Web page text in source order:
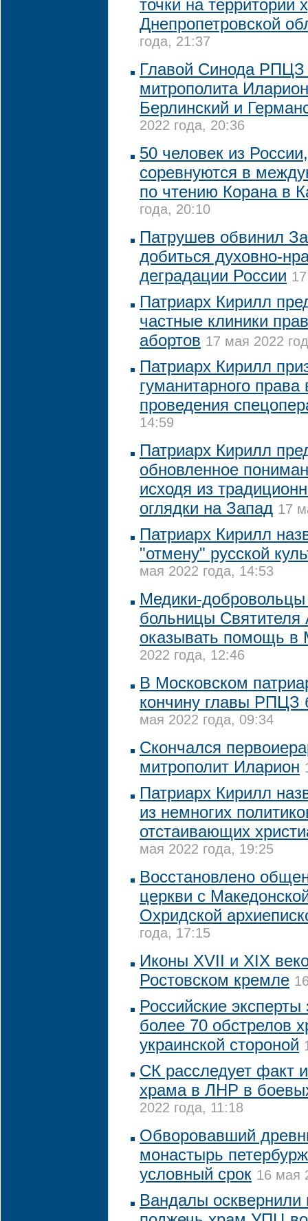
точки на территории
Днепропетровской
года, 21:37
Главой Синода РПЦЗ
митрополита
Берлинский и
2022 года, 20:36
50 человек из
соревнуются в
по чтению Корана в
года, 20:10
Патрушев обвинил
добиться духовно-
деградации России
Патриарх Кирилл
частные клиники
абортов 17 мая 2022
Патриарх Кирилл
гуманитарного права
проведения
14:59
Патриарх Кирилл
обновленное
исходя из
оглядки на Запад 17
Патриарх Кирилл
"отмену" русской
мая 2022 года, 14:53
Медики-добровольцы
больницы Cвятителя
оказывать помощь в
2022 года, 12:46
В Московском
кончину главы РПЦЗ
мая 2022 года, 09:34
Скончался
митрополит Иларион
Патриарх Кирилл
из немногих
отстаивающих
мая 2022 года, 19:25
Восстановлено
церкви с
Охридской
года, 17:15
Иконы XVII и XIX
Ростовском кремле
Российские
более 70 обстрелов
украинской стороной
СК расследует факт
храма в ЛНР в
2022 года, 11:18
Обворовавший
монастырь
условный срок 16 мая
Вандалы осквернили